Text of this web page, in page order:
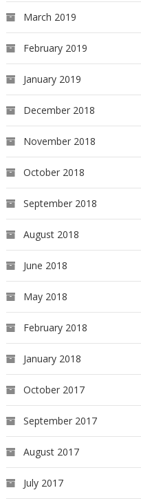
March 2019
February 2019
January 2019
December 2018
November 2018
October 2018
September 2018
August 2018
June 2018
May 2018
February 2018
January 2018
October 2017
September 2017
August 2017
July 2017